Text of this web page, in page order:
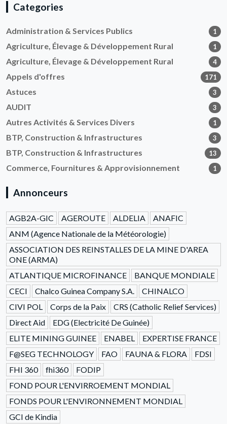
Categories
Administration & Services Publics 1
Agriculture, Élevage & Développement Rural 1
Agriculture, Élevage & Développement Rural 4
Appels d'offres 171
Astuces 3
AUDIT 3
Autres Activités & Services Divers 1
BTP, Construction & Infrastructures 3
BTP, Construction & Infrastructures 13
Commerce, Fournitures & Approvisionnement 1
Annonceurs
AGB2A-GIC AGEROUTE ALDELIA
ANAFIC
ANM (Agence Nationale de la Météorologie)
ASSOCIATION DES REINSTALLES DE LA MINE D'AREA
ONE (ARMA)
ATLANTIQUE MICROFINANCE
BANQUE MONDIALE
CECI
Chalco Guinea Company S.A.
CHINALCO
CIVI POL
Corps de la Paix
CRS (Catholic Relief Services)
Direct Aid
EDG (Electricité De Guinée)
ELITE MINING GUINEE
ENABEL
EXPERTISE FRANCE
F@SEG TECHNOLOGY
FAO FAUNA & FLORA
FDSI
FHI 360
fhi360
FODIP
FOND POUR L'ENVIRROEMENT MONDIAL
FONDS POUR L'ENVIRONNEMENT MONDIAL
GCI de Kindia